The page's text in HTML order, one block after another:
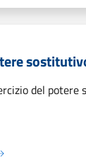
del